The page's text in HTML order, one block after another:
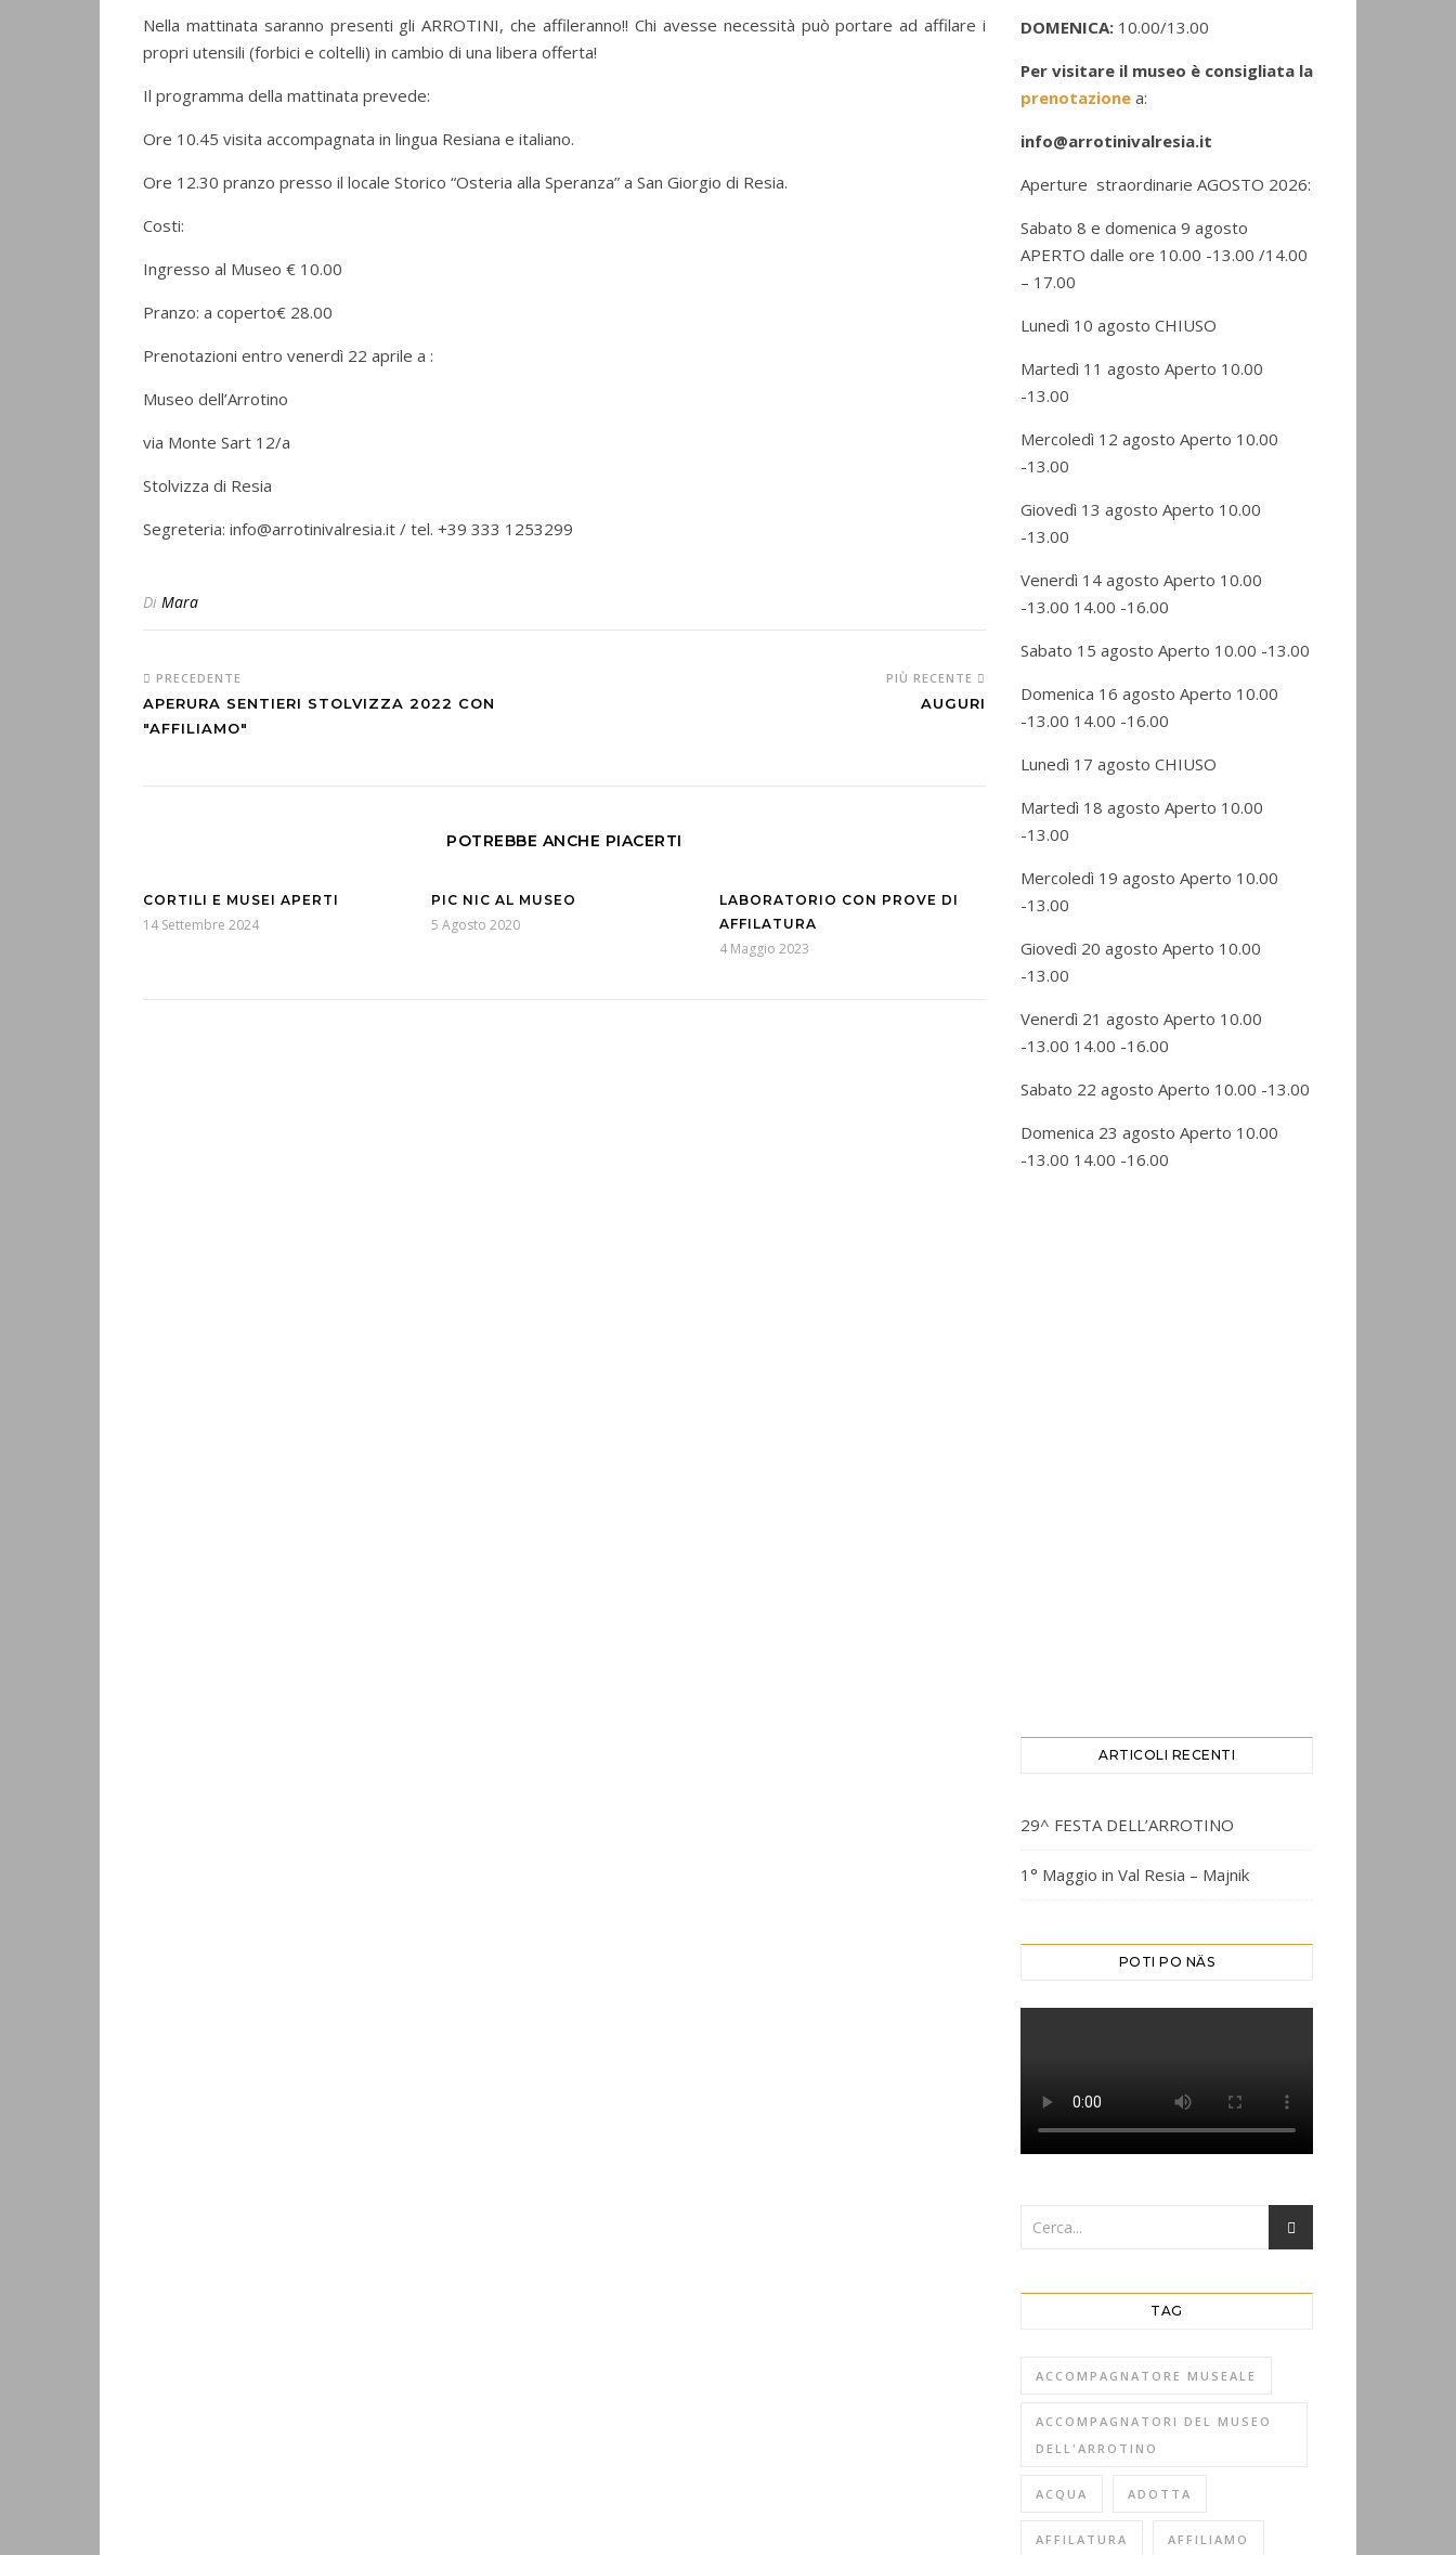
Nella mattinata saranno presenti gli ARROTINI, che affileranno!! Chi avesse necessità può portare ad affilare i
propri utensili (forbici e coltelli) in cambio di una libera offerta!
Il programma della mattinata prevede:
Ore 10.45 visita accompagnata in lingua Resiana e italiano.
Ore 12.30 pranzo presso il locale Storico “Osteria alla Speranza” a San Giorgio di Resia.
Costi:
Ingresso al Museo € 10.00
Pranzo: a coperto€ 28.00
Prenotazioni entro venerdì 22 aprile a :
Museo dell’Arrotino
via Monte Sart 12/a
Stolvizza di Resia
Segreteria: info@arrotinivalresia.it / tel. +39 333 1253299
Di Mara
PRECEDENTE
APERURA SENTIERI STOLVIZZA 2022 CON
"AFFILIAMO"
PIÙ RECENTE
AUGURI
POTREBBE ANCHE PIACERTI
CORTILI E MUSEI APERTI
14 Settembre 2024
PIC NIC AL MUSEO
5 Agosto 2020
LABORATORIO CON PROVE DI
AFFILATURA
4 Maggio 2023
DOMENICA: 10.00/13.00
Per visitare il museo è consigliata la
prenotazione a:
info@arrotinivalresia.it
Aperture straordinarie AGOSTO 2026:
Sabato 8 e domenica 9 agosto
APERTO dalle ore 10.00 -13.00 /14.00
– 17.00
Lunedì 10 agosto CHIUSO
Martedì 11 agosto Aperto 10.00
-13.00
Mercoledì 12 agosto Aperto 10.00
-13.00
Giovedì 13 agosto Aperto 10.00
-13.00
Venerdì 14 agosto Aperto 10.00
-13.00 14.00 -16.00
Sabato 15 agosto Aperto 10.00 -13.00
Domenica 16 agosto Aperto 10.00
-13.00 14.00 -16.00
Lunedì 17 agosto CHIUSO
Martedì 18 agosto Aperto 10.00
-13.00
Mercoledì 19 agosto Aperto 10.00
-13.00
Giovedì 20 agosto Aperto 10.00
-13.00
Venerdì 21 agosto Aperto 10.00
-13.00 14.00 -16.00
Sabato 22 agosto Aperto 10.00 -13.00
Domenica 23 agosto Aperto 10.00
-13.00 14.00 -16.00
ARTICOLI RECENTI
29^ FESTA DELL’ARROTINO
1° Maggio in Val Resia – Majnik
POTI PO NÄS
TAG
ACCOMPAGNATORE MUSEALE
ACCOMPAGNATORI DEL MUSEO
DELL'ARROTINO
ACQUA ADOTTA
AFFILATURA AFFILIAMO